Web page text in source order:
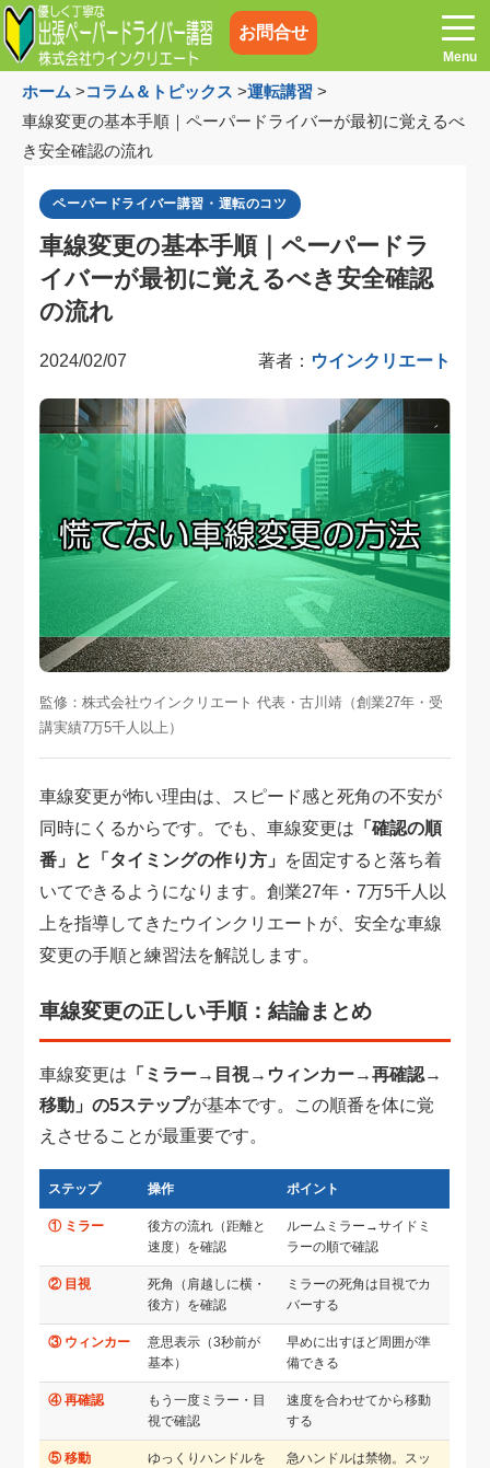
お問合せ
プログラム 講習料金
お客様の声
出張地域 メディア紹介
スタッフ紹介 申し込みフロー
簡易補助ブレーキと
は
キャンペーン
新着情報 会社概要
ホーム >コラム＆トピックス >運転講習 >
車線変更の基本手順｜ペーパードライバーが最初に覚えるべ
き安全確認の流れ
ペーパードライバー講習・運転のコツ
車線変更の基本手順｜ペーパードラ
イバーが最初に覚えるべき安全確認
の流れ
2024/02/07 著者： ウインクリエート
監修：株式会社ウインクリエート 代表・古川靖（創業27年・受
講実績7万5千人以上）
車線変更が怖い理由は、スピード感と死角の不安が
同時にくるからです。でも、車線変更は 「確認の順
番」と「タイミングの作り方」 を固定すると落ち着
いてできるようになります。創業27年・7万5千人以
上を指導してきたウインクリエートが、安全な車線
変更の手順と練習法を解説します。
車線変更の正しい手順：結論まとめ
車線変更は 「ミラー→目視→ウィンカー→再確認→
移動」の5ステップが基本です。この順番を体に覚
えさせることが最重要です。
ステップ 操作 ポイント
① ミラー
後方の流れ（距離と
速度）を確認
ルームミラー→サイドミ
ラーの順で確認
② 目視
死角（肩越しに横・
後方）を確認
ミラーの死角は目視でカ
バーする
③ ウィンカー
意思表示（3秒前が
基本）
早めに出すほど周囲が準
備できる
④ 再確認
もう一度ミラー・目
視で確認
速度を合わせてから移動
する
⑤ 移動
ゆっくりハンドルを
急ハンドルは禁物。スッ